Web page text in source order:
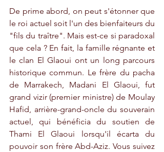
De prime abord, on peut s'étonner que
le roi actuel soit l'un des bienfaiteurs du
"fils du traître". Mais est-ce si paradoxal
que cela ? En fait, la famille régnante et
le clan El Glaoui ont un long parcours
historique commun. Le frère du pacha
de Marrakech, Madani El Glaoui, fut
grand vizir (premier ministre) de Moulay
Hafid, arrière-grand-oncle du souverain
actuel, qui bénéficia du soutien de
Thami El Glaoui lorsqu'il écarta du
pouvoir son frère Abd-Aziz. Vous suivez